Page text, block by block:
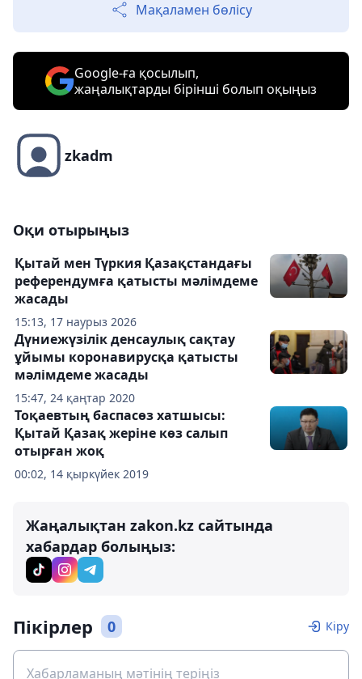
Мақаламен бөлісу
Google-ға қосылып,
жаңалықтарды бірінші болып оқыңыз
zkadm
Оқи отырыңыз
15:13, 17 наурыз 2026
Қытай мен Түркия Қазақстандағы
референдумға қатысты мәлімдеме
жасады
15:47, 24 қаңтар 2020
Дүниежүзілік денсаулық сақтау
ұйымы коронавирусқа қатысты
мәлімдеме жасады
00:02, 14 қыркүйек 2019
Тоқаевтың баспасөз хатшысы:
Қытай Қазақ жеріне көз салып
отырған жоқ
Жаңалықтан zakon.kz сайтында
хабардар болыңыз:
Пікірлер 0 Кіру